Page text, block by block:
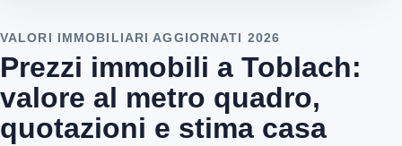
VALORI IMMOBILIARI AGGIORNATI 2026
Prezzi immobili a Toblach:
valore al metro quadro,
quotazioni e stima casa